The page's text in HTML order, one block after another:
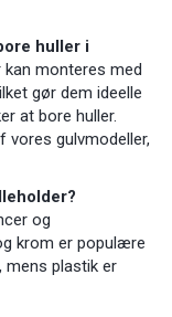
huller i
kan monteres med
gør dem ideelle
at bore huller.
vores gulvmodeller,
og
krom er populære
mens plastik er